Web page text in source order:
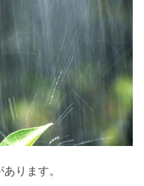
ります。